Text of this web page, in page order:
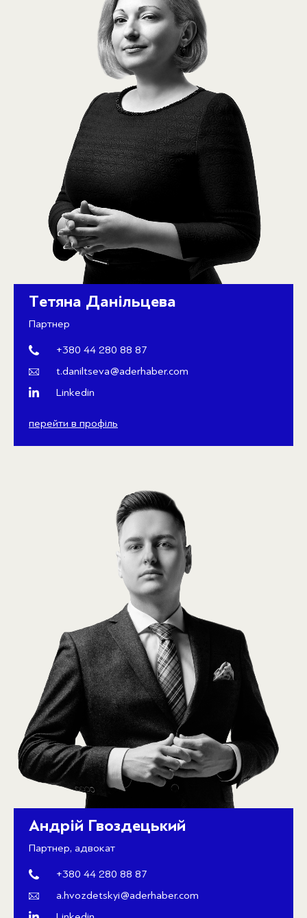
Тетяна Данільцева
Партнер
+380 44 280 88 87
t.daniltseva@aderhaber.com
Linkedin
перейти в профіль
Андрій Гвоздецький
Партнер, адвокат
+380 44 280 88 87
a.hvozdetskyi@aderhaber.com